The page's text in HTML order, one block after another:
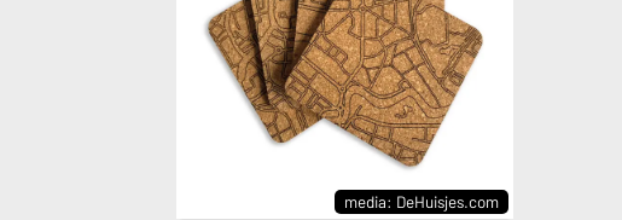
media: DeHuisjes.com